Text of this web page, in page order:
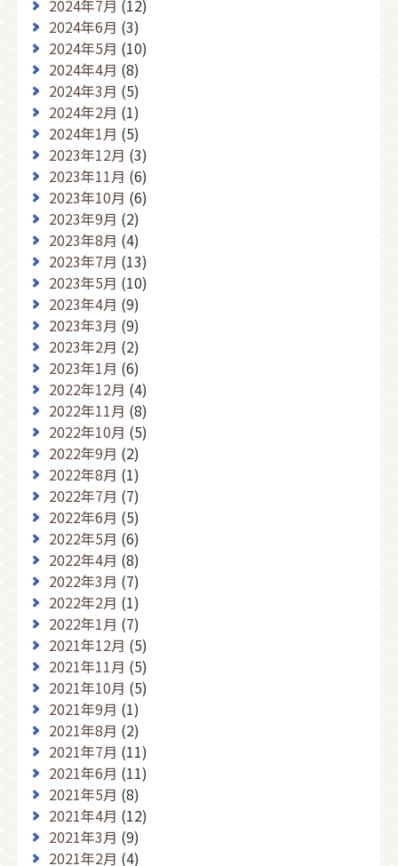
2024年7月 (12)
2024年6月 (3)
2024年5月 (10)
2024年4月 (8)
2024年3月 (5)
2024年2月 (1)
2024年1月 (5)
2023年12月 (3)
2023年11月 (6)
2023年10月 (6)
2023年9月 (2)
2023年8月 (4)
2023年7月 (13)
2023年5月 (10)
2023年4月 (9)
2023年3月 (9)
2023年2月 (2)
2023年1月 (6)
2022年12月 (4)
2022年11月 (8)
2022年10月 (5)
2022年9月 (2)
2022年8月 (1)
2022年7月 (7)
2022年6月 (5)
2022年5月 (6)
2022年4月 (8)
2022年3月 (7)
2022年2月 (1)
2022年1月 (7)
2021年12月 (5)
2021年11月 (5)
2021年10月 (5)
2021年9月 (1)
2021年8月 (2)
2021年7月 (11)
2021年6月 (11)
2021年5月 (8)
2021年4月 (12)
2021年3月 (9)
2021年2月 (4)